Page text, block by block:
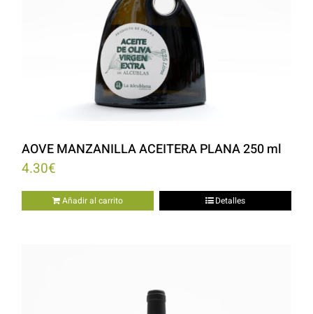
AOVE MANZANILLA ACEITERA PLANA 250 ml
4.30€
Añadir al carrito Detalles